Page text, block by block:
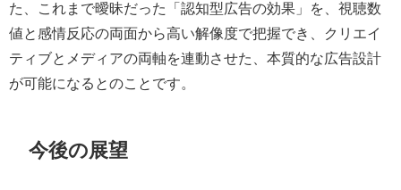
た、これまで曖昧だった「認知型広告の効果」を、視聴数
値と感情反応の両面から高い解像度で把握でき、クリエイ
ティブとメディアの両軸を連動させた、本質的な広告設計
が可能になるとのことです。
今後の展望